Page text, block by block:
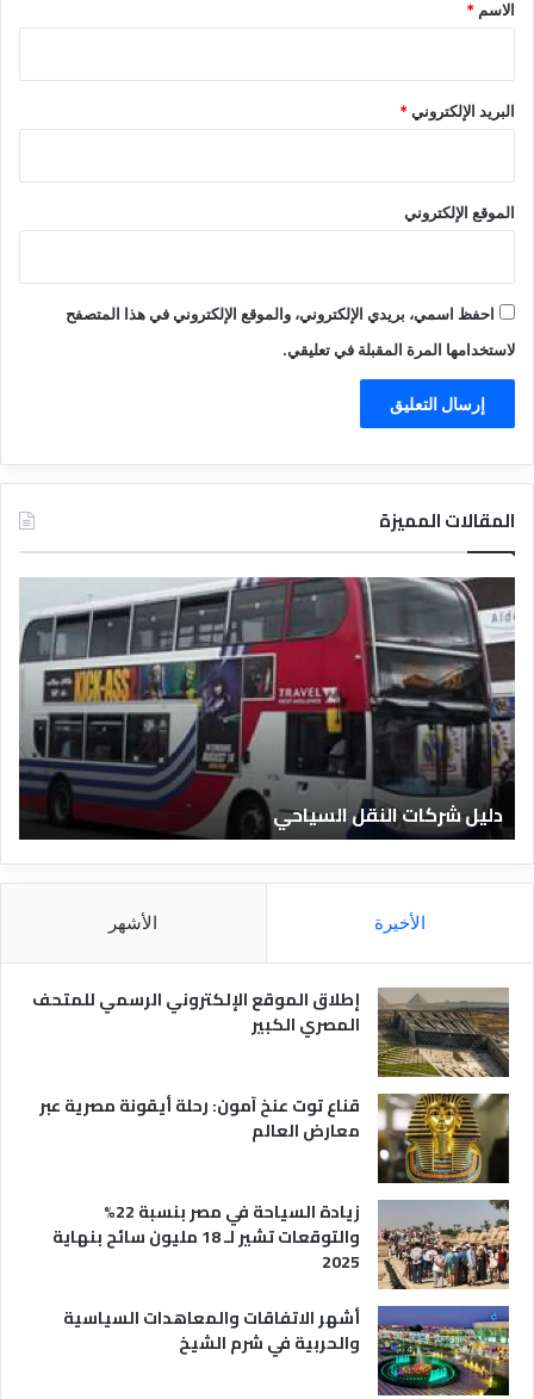
الاسم *
البريد الإلكتروني*
الموقع الإلكتروني
احفظ اسمي، بريدي الإلكتروني، والموقع الإلكتروني في هذا المتصفح
لاستخدامها المرة المقبلة في تعليقي.
المقالات المميزة
ل
ي
ل
ل
ف
ا
د
ق
ا
ل
ر
ي
ة
دليل الفنادق المصرية
الأخيرة الأشهر
إطلاق الموقع الإلكتروني الرسمي للمتحف
المصري الكبير
قناع توت عنخ آمون: رحلة أيقونة مصرية عبر
معارض العالم
زيادة السياحة في مصر بنسبة 22%
والتوقعات تشير لـ 18 مليون سائح بنهاية
2025
أشهر الاتفاقات والمعاهدات السياسية
والحربية في شرم الشيخ